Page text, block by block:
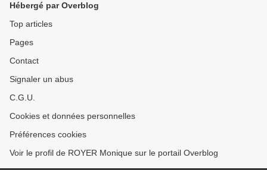
Hébergé par Overblog
Top articles
Pages
Contact
Signaler un abus
C.G.U.
Cookies et données personnelles
Préférences cookies
Voir le profil de ROYER Monique sur le portail Overblog